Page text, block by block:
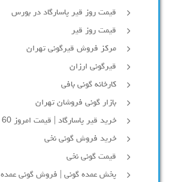
قیمت روز قیر پاسارگاد در بورس
قیمت روز قیر
مرکز فروش قیرگونی تهران
قیرگونی ارزان
کارخانه گونی بافی
بازار گونی فروشان تهران
خرید قیر پاسارگاد | قیمت امروز 60 70
خرید فروش گونی نخی
قیمت گونی نخی
پخش عمده گونی | فروش گونی عمده